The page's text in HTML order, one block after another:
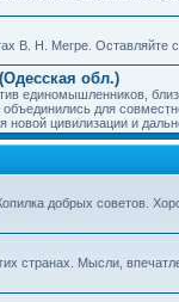
В. Н. Мегре. Оставляйте
обл.)
единомышленников,
для
новой цивилизации и
добрых советов.
странах. Мысли,